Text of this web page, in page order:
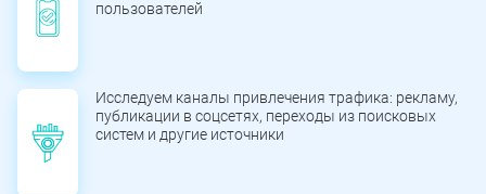
пользователей
Исследуем каналы привлечения трафика: рекламу,
публикации в соцсетях, переходы из поисковых
систем и другие источники